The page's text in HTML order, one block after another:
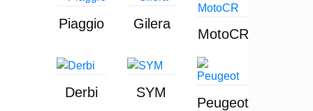
Piaggio Gilera
MotoCR
Derbi SYM
Peugeot